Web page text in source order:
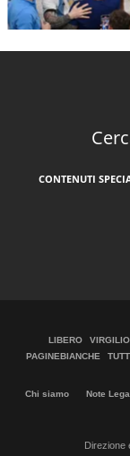
CONTENUTI
LIBERO VIRGILIO
PAGINEBIANCHE
Chi siamo Note
Direzione